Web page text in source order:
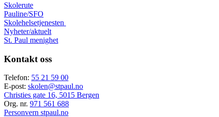
Skolerute
Pauline/SFO
Skolehelsetjenesten
Nyheter/aktuelt
St. Paul menighet
Kontakt oss
Telefon: 55 21 59 00
E-post: skolen@stpaul.no
Christies gate 16, 5015 Bergen
Org. nr. 971 561 688
Personvern stpaul.no